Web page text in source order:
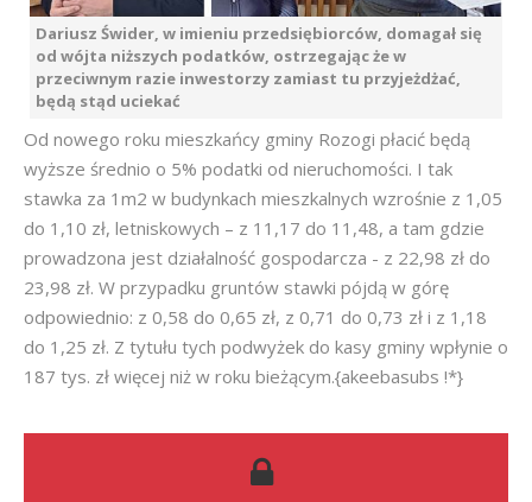
Dariusz Świder, w imieniu przedsiębiorców, domagał się
od wójta niższych podatków, ostrzegając że w
przeciwnym razie inwestorzy zamiast tu przyjeżdżać,
będą stąd uciekać
Od nowego roku mieszkańcy gminy Rozogi płacić będą
wyższe średnio o 5% podatki od nieruchomości. I tak
stawka za 1m2 w budynkach mieszkalnych wzrośnie z 1,05
do 1,10 zł, letniskowych – z 11,17 do 11,48, a tam gdzie
prowadzona jest działalność gospodarcza - z 22,98 zł do
23,98 zł. W przypadku gruntów stawki pójdą w górę
odpowiednio: z 0,58 do 0,65 zł, z 0,71 do 0,73 zł i z 1,18
do 1,25 zł. Z tytułu tych podwyżek do kasy gminy wpłynie o
187 tys. zł więcej niż w roku bieżącym.{akeebasubs !*}